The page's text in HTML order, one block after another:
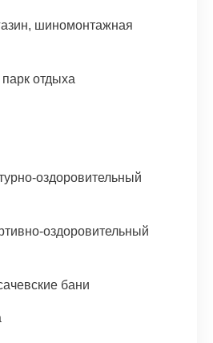
шиномонтажная
отдыха
оздоровительный
оздоровительный
бани